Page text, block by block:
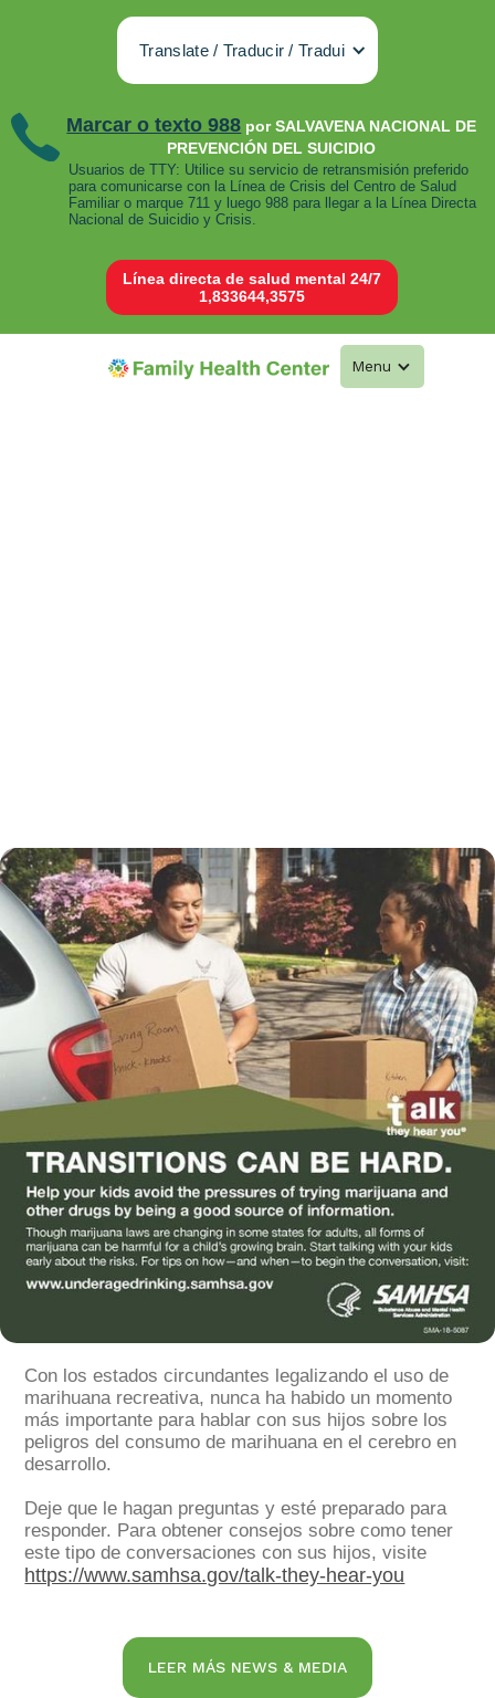
Translate / Traducir / Tradui
Marcar o texto 988 por SALVAVENA NACIONAL DE
PREVENCIÓN DEL SUICIDIO
Usuarios de TTY: Utilice su servicio de retransmisión preferido
para comunicarse con la Línea de Crisis del Centro de Salud
Familiar o marque 711 y luego 988 para llegar a la Línea Directa
Nacional de Suicidio y Crisis.
Línea directa de salud mental 24/7
1,833644,3575
Menu
Con los estados circundantes legalizando el uso de
marihuana recreativa, nunca ha habido un momento
más importante para hablar con sus hijos sobre los
peligros del consumo de marihuana en el cerebro en
desarrollo.
Deje que le hagan preguntas y esté preparado para
responder. Para obtener consejos sobre como tener
este tipo de conversaciones con sus hijos, visite
https://www.samhsa.gov/talk-they-hear-you
LEER MÁS NEWS & MEDIA